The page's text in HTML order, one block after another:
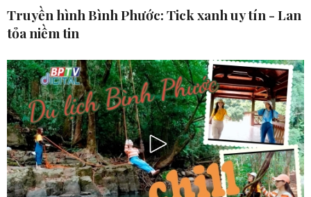
Truyền hình Bình Phước: Tick xanh uy tín - Lan
tỏa niềm tin